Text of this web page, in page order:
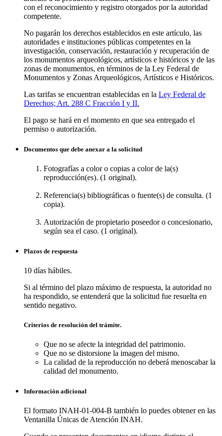
con el reconocimiento y registro otorgados por la autoridad
competente.
No pagarán los derechos establecidos en este artículo, las
autoridades e instituciones públicas competentes en la
investigación, conservación, restauración y recuperación de
los monumentos arqueológicos, artísticos e históricos y de las
zonas de monumentos, en términos de la Ley Federal de
Monumentos y Zonas Arqueológicos, Artísticos e Históricos.
Las tarifas se encuentran establecidas en la Ley Federal de
Derechos; Art. 288 C Fracción I y II.
El pago se hará en el momento en que sea entregado el
permiso o autorización.
Documentos que debe anexar a la solicitud
Fotografías a color o copias a color de la(s)
reproducción(es). (1 original).
Referencia(s) bibliográficas o fuente(s) de consulta. (1
copia).
Autorización de propietario poseedor o concesionario,
según sea el caso. (1 original).
Plazos de respuesta
10 días hábiles.
Si al término del plazo máximo de respuesta, la autoridad no
ha respondido, se entenderá que la solicitud fue resuelta en
sentido negativo.
Criterios de resolución del trámite.
Que no se afecte la integridad del patrimonio.
Que no se distorsione la imagen del mismo.
La calidad de la reproducción no deberá menoscabar la
calidad del monumento.
Información adicional
El formato INAH-01-004-B también lo puedes obtener en las
Ventanilla Únicas de Atención INAH.